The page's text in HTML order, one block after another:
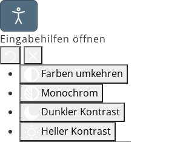
Eingabehilfen öffnen
Farben umkehren
Monochrom
Dunkler Kontrast
Heller Kontrast